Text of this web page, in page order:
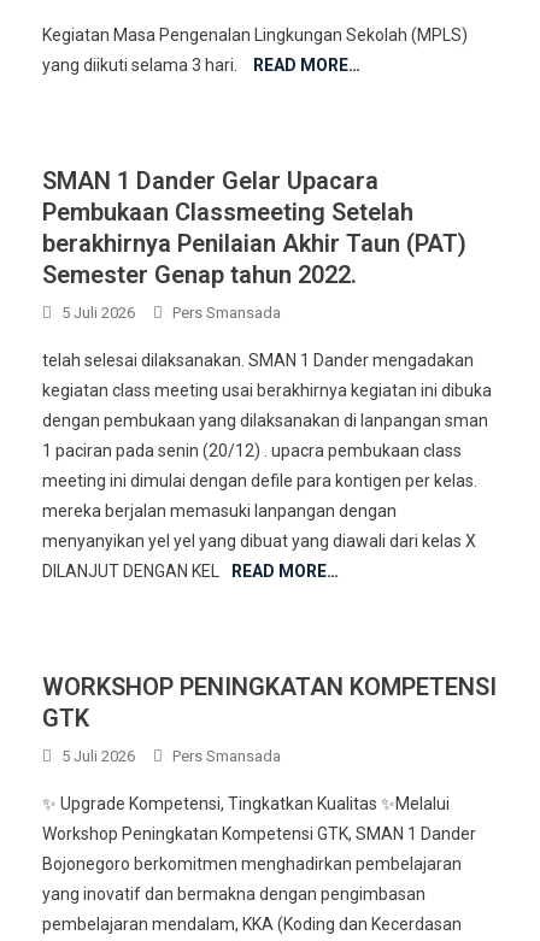
Kegiatan Masa Pengenalan Lingkungan Sekolah (MPLS)
yang diikuti selama 3 hari.
READ MORE…
SMAN 1 Dander Gelar Upacara
Pembukaan Classmeeting Setelah
berakhirnya Penilaian Akhir Taun (PAT)
Semester Genap tahun 2022.
5 Juli 2026 Pers Smansada
telah selesai dilaksanakan. SMAN 1 Dander mengadakan
kegiatan class meeting usai berakhirnya kegiatan ini dibuka
dengan pembukaan yang dilaksanakan di lanpangan sman
1 paciran pada senin (20/12) . upacra pembukaan class
meeting ini dimulai dengan defile para kontigen per kelas.
mereka berjalan memasuki lanpangan dengan
menyanyikan yel yel yang dibuat yang diawali dari kelas X
DILANJUT DENGAN KEL
READ MORE…
WORKSHOP PENINGKATAN KOMPETENSI
GTK
5 Juli 2026 Pers Smansada
✨ Upgrade Kompetensi, Tingkatkan Kualitas ✨Melalui
Workshop Peningkatan Kompetensi GTK, SMAN 1 Dander
Bojonegoro berkomitmen menghadirkan pembelajaran
yang inovatif dan bermakna dengan pengimbasan
pembelajaran mendalam, KKA (Koding dan Kecerdasan